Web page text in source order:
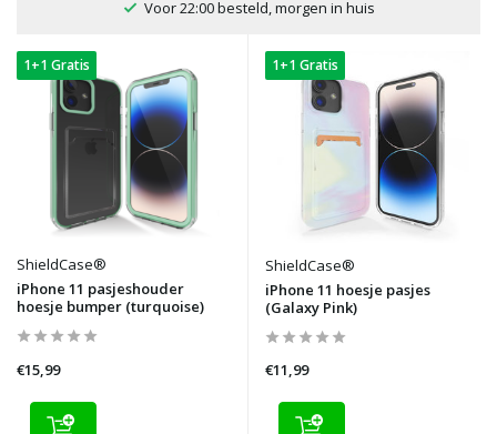
Voor 22:00 besteld, morgen in huis
1+1 Gratis
ShieldCase®
iPhone 11 pasjeshouder
hoesje bumper (turquoise)
€15,99
1+1 Gratis
ShieldCase®
iPhone 11 hoesje pasjes
(Galaxy Pink)
€11,99